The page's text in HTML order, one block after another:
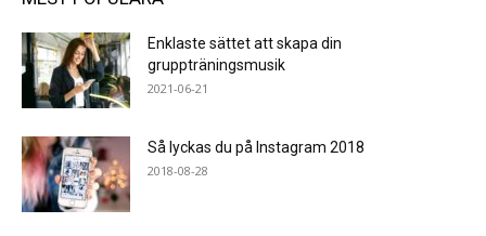
Enklaste sättet att skapa din
gruppträningsmusik
2021-06-21
Så lyckas du på Instagram 2018
2018-08-28